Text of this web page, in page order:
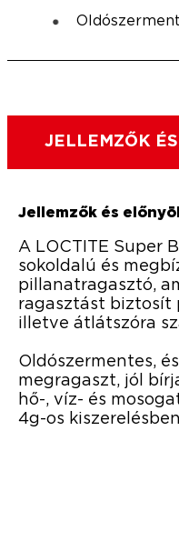
JELLEMZŐK
Jellemzők és
A LOCTITE Super
sokoldalú és
pillanatragasztó,
ragasztást biztosít
illetve átlátszóra
Oldószermentes,
megragaszt, jól
hő-, víz- és
4g-os